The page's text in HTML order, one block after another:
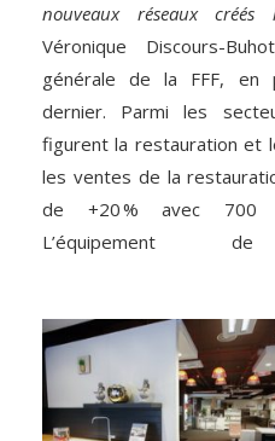
nouveaux réseauxcréés
Véronique Discours-
générale de la FFF, en
dernier. Parmi les
figurent la restauration et
les ventes de la
de +20 % avec 700
L’équipement